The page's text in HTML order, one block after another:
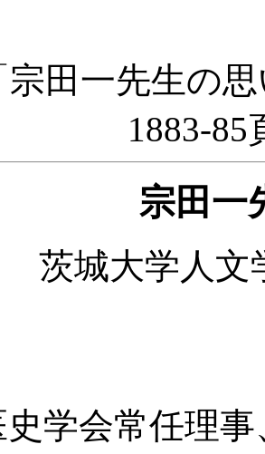
田一先生の
1883-85
宗田一
茨城大学人
学会常任理事